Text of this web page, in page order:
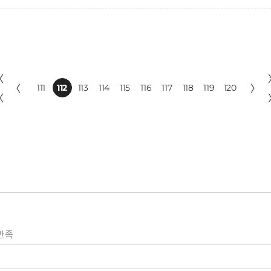
〈 111 112 113 114 115 116 117 118 119 120 〉
족